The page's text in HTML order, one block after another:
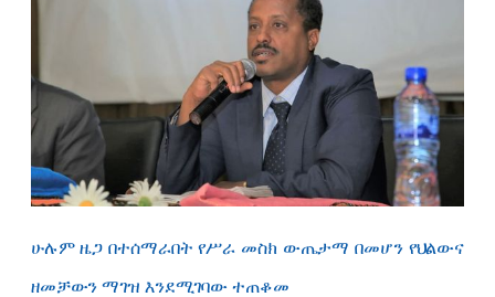
ሁሉም ዜጋ በተሰማራበት የሥራ መስክ ውጤታማ በመሆን የህልውና
ዘመቻውን ማገዝ እንደሚገባው ተጠቆመ